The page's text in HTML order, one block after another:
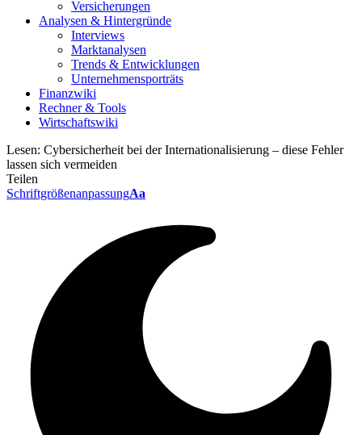
Versicherungen
Analysen & Hintergründe
Interviews
Marktanalysen
Trends & Entwicklungen
Unternehmensporträts
Finanzwiki
Rechner & Tools
Wirtschaftswiki
Lesen: Cybersicherheit bei der Internationalisierung – diese Fehler
lassen sich vermeiden
Teilen
SchriftgrößenanpassungAa